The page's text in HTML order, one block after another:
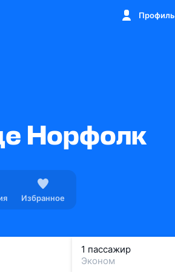
Профиль
Норфолк
Избранное
1 пассажир
Эконом